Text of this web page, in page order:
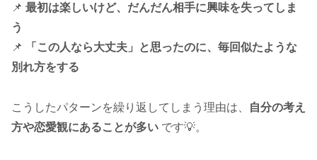
📌 最初は楽しいけど、だんだん相手に興味を失ってしま
う
📌
「この人なら大丈夫」と思ったのに、毎回似たような
別れ方をする
こうしたパターンを繰り返してしまう理由は、
自分の考え
方や恋愛観にあることが多い です💡。